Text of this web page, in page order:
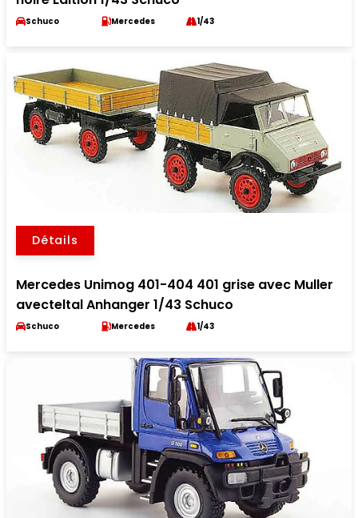
Schuco Mercedes 1/43
Détails
Mercedes Unimog 401-404 401 grise avec Muller
avecteltal Anhanger 1/43 Schuco
Schuco Mercedes 1/43